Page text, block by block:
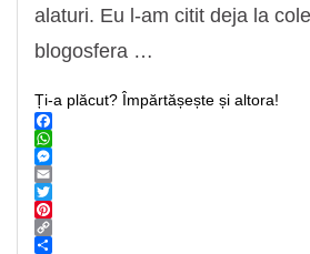
alaturi. Eu l-am citit deja la
blogosfera …
Ți-a plăcut? Împărtășește și altora!
Facebook
WhatsApp
Messenger
Email
Twitter
Pinterest
Copy